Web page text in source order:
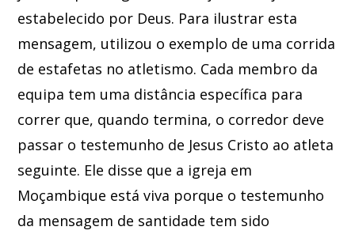
estabelecido por Deus. Para ilustrar esta
mensagem, utilizou o exemplo de uma corrida
de estafetas no atletismo. Cada membro da
equipa tem uma distância específica para
correr que, quando termina, o corredor deve
passar o testemunho de Jesus Cristo ao atleta
seguinte. Ele disse que a igreja em
Moçambique está viva porque o testemunho
da mensagem de santidade tem sido